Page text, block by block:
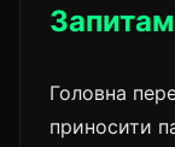
Головна
приносити